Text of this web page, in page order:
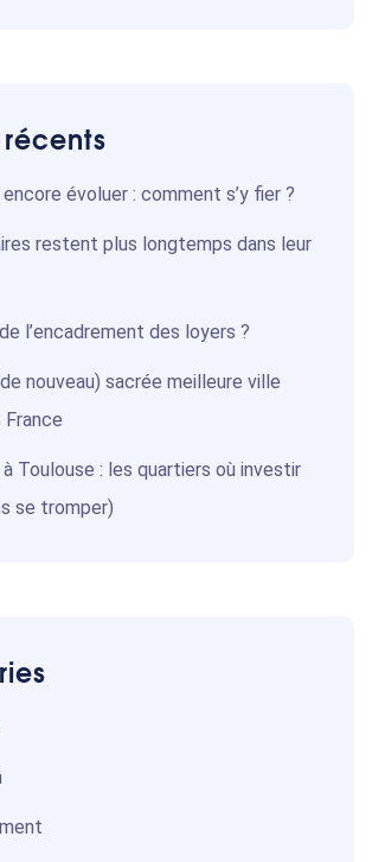
évoluer : comment s’y fier ?
restent plus longtemps dans leur
l’encadrement des loyers ?
nouveau) sacrée meilleure ville
Toulouse : les quartiers où investir
se tromper)